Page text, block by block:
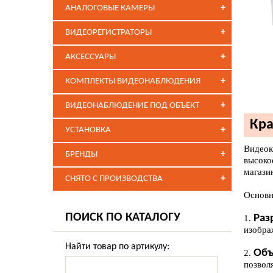
1.
2.
+
АНАЛОГОВЫЕ КАМЕРЫ
+
ВИДЕОРЕГИСТРАТОРЫ
+
АКСЕССУАРЫ
+
КОМПЛЕКТЫ ВИДЕОНАБЛЮДЕНИЯ
+
ВИДЕОНАБЛЮДЕНИЕ ПОД ОБЪЕКТ
+
УСТАНОВКА
+
БРЕНДЫ
+
СНЯТО С ПРОИЗВОДСТВА
ПОИСК ПО КАТАЛОГУ
Найти товар по артикулу: